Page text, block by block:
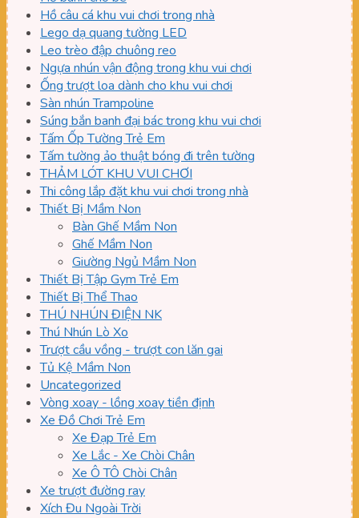
Hồ câu cá khu vui chơi trong nhà
Lego dạ quang tường LED
Leo trèo đập chuông reo
Ngựa nhún vận động trong khu vui chơi
Ống trượt loa dành cho khu vui chơi
Sàn nhún Trampoline
Súng bắn banh đại bác trong khu vui chơi
Tấm Ốp Tường Trẻ Em
Tấm tường ảo thuật bóng đi trên tường
THẢM LÓT KHU VUI CHƠI
Thi công lắp đặt khu vui chơi trong nhà
Thiết Bị Mầm Non
Bàn Ghế Mầm Non
Ghế Mầm Non
Giường Ngủ Mầm Non
Thiết Bị Tập Gym Trẻ Em
Thiết Bị Thể Thao
THÚ NHÚN ĐIỆN NK
Thú Nhún Lò Xo
Trượt cầu vồng - trượt con lăn gai
Tủ Kệ Mầm Non
Uncategorized
Vòng xoay - lồng xoay tiền định
Xe Đồ Chơi Trẻ Em
Xe Đạp Trẻ Em
Xe Lắc - Xe Chòi Chân
Xe Ô TÔ Chòi Chân
Xe trượt đường ray
Xích Đu Ngoài Trời